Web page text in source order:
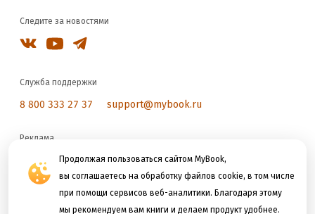
Продолжая пользоваться сайтом MyBook,
вы соглашаетесь на обработку файлов cookie, в том числе
при помощи сервисов веб-аналитики. Благодаря этому
мы рекомендуем вам книги и делаем продукт удобнее.
Следите за новостями
Служба поддержки
8 800 333 27 37 support@mybook.ru
Реклама
reklama@litres.ru
Мы принимаем к оплате